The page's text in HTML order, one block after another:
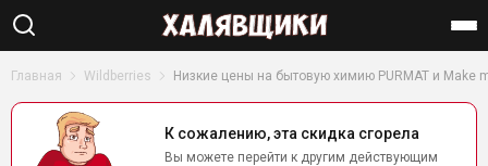
Найти
Главная Wildberries Низкие цены на бытовую химию PURMAT и Make
К сожалению, эта скидка сгорела
Вы можете перейти к другим действующим